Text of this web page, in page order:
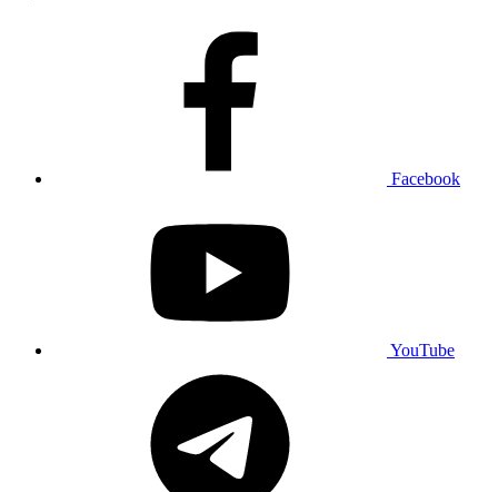
Facebook
YouTube